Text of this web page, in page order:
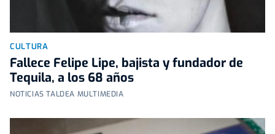
CULTURA
Fallece Felipe Lipe, bajista y fundador de
Tequila, a los 68 años
NOTICIAS TALDEA MULTIMEDIA